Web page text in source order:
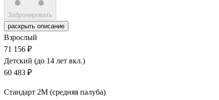
Забронировать
раскрыть описание
Взрослый
71 156 ₽
Детский (до 14 лет вкл.)
60 483 ₽
Стандарт 2M (средняя палуба)